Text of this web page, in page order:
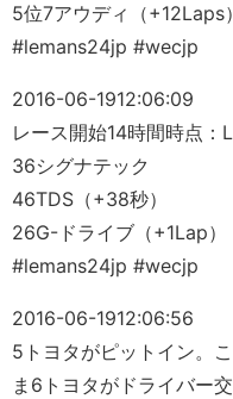
5位7アウディ（+12Laps）
#lemans24jp #wecjp
2016-06-1912:06:09
レース開始14時間時点：
36シグナテック
46TDS（+38秒）
26G-ドライブ（+1Lap）
#lemans24jp #wecjp
2016-06-1912:06:56
5トヨタがピットイン。
ま6トヨタがドライバー